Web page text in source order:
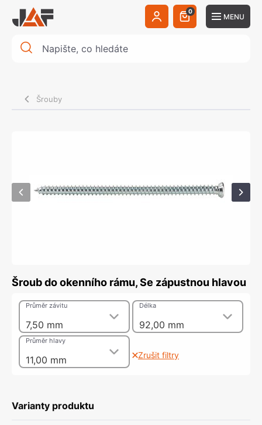
0
MENU
Šrouby
Šroub do okenního rámu, Se zápustnou hlavou
7,50 mm
Průměr závitu
92,00 mm
Délka
11,00 mm
Průměr hlavy
Zrušit filtry
Varianty produktu